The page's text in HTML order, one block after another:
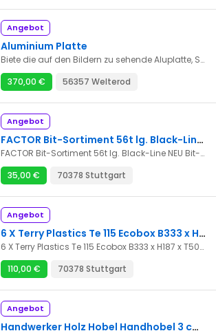
Angebot
Aluminium Platte
Biete die auf den Bildern zu sehende Aluplatte, Stärke ist 15mm Alnan 5754 H111 3.3535 AlMg3 Gesamt Maße 1460mm x 1550mm Die Fläche innen ohne Löcher hat die Maße 1410mm x 1220mm Bei Fragen einfach melden Aufgrund der Größe und des Gewichts nur Abholung. Verkauf von Privat, keine Garantie, Umtausch oder Rücknahme
370,00 €
56357 Welterod
Angebot
FACTOR Bit-Sortiment 56t lg. Black-Line NEU
FACTOR Bit-Sortiment 56t lg. Black-Line NEU Bit-Sortiment 1/4" "Black-Line" Ausführung: In handlicher Kunststoff-Box, farbcodiert · Mit 25 mm und 75 mm langen Bit-Einsätzen · Bits aus hochwertigem, verschleißfestem S2-Spezialstahl mit 1/4"-Sechskant nach DIN 3126-C6,3/ISO 1173 für Schlitz-, Kreuzschlitz (PH/PZ)-, Innen-Sechskant-, Innen-TORX ® -Schrauben-, Innen-TORX ® -Schrauben mit Bohrung · Schnellwechselhalter, magnetisch Inhalt: Bit-Länge 25 mm je 2 Bits für Schlitz-Schrauben SW 4,5 - 5,5 - 6,5 mm je 3 Bits für Kreuzschlitz-Schrauben (PH) Gr. 1 - 2 - 3 je 3 Bits für Kreuzschlitz-Schrauben (PZ) Gr. 1 - 2 - 3 4 Bits für Innensechskant-Schrauben 3 - 4 - 5 mm je 2 Bits für TORX®-Schrauben T 10 - T 15 - T 20 - T 25 - T 27 - T 30 - T 40 7 Bits für TORX®-Schrauben mit Bohrung TT 10 - TT 15 - TT 20 - TT 25 - TT 27 - TT 30 - TT 40 Bit-Länge 75 mm Bit für Schlitz-Schrauben SW 6 mm 2 Bits für Kreuzschlitz-Schrauben (PH) Gr. 2 - 3 2 Bits für Kreuzschlitz-Schrauben (PZ) Gr. 1 - 2 2 Bits für Innen-TORX®-Schrauben T 20 - T 25 Schnellwechselhalter, magnetisch 65 mm
35,00 €
70378 Stuttgart
Angebot
6 X Terry Plastics Te 115 Ecobox B333 x H187 x T505 mm
6 X Terry Plastics Te 115 Ecobox B333 x H187 x T505 mm Stabile Polypropylen-Ecobox aus schlagfestem Polypropylen / Lagerkasten. Resistent gegen Säure, Öl und Lösungsmittel. Mit Einschub für Etiketten. Artikelnummer TOO-T/PTE115 Länge 505 mm Breite 333 mm Höhe 187 mm Artikelgewicht 939 g Produktabmessungen 33,3 x 50,5 x 18,7 cm Modellnummer 1000473 Größe B333 x L505 x H187mm Farbe Rot Gebraucht Zustand sehr gut bis gut.
110,00 €
70378 Stuttgart
Angebot
Handwerker Holz Hobel Handhobel 3 cm Hobel Breite Heimwerker, für Bastler